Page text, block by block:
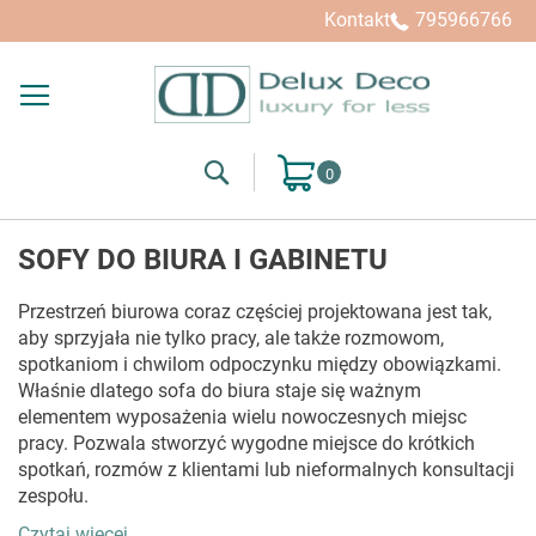
Kontakt 795966766
SearchMój koszyk
SOFY DO BIURA I GABINETU
Przestrzeń biurowa coraz częściej projektowana jest tak,
aby sprzyjała nie tylko pracy, ale także rozmowom,
spotkaniom i chwilom odpoczynku między obowiązkami.
Właśnie dlatego sofa do biura staje się ważnym
elementem wyposażenia wielu nowoczesnych miejsc
pracy. Pozwala stworzyć wygodne miejsce do krótkich
spotkań, rozmów z klientami lub nieformalnych konsultacji
zespołu.